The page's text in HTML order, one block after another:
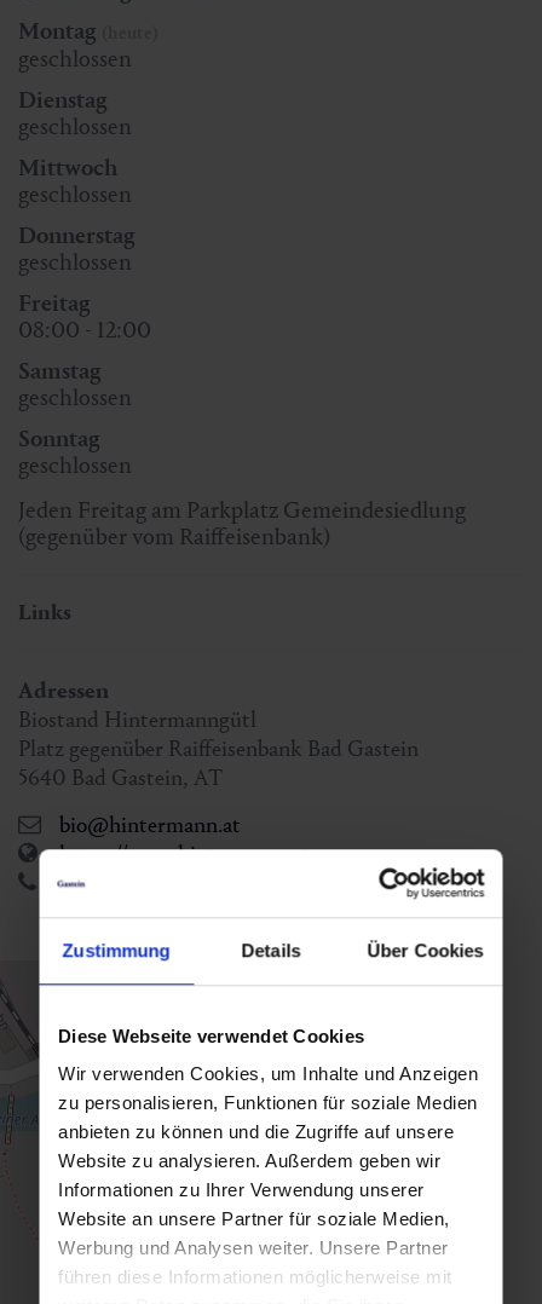
Zustimmung Details Über Cookies
Diese Webseite verwendet Cookies
Wir verwenden Cookies, um Inhalte und Anzeigen
zu personalisieren, Funktionen für soziale Medien
anbieten zu können und die Zugriffe auf unsere
Website zu analysieren. Außerdem geben wir
Informationen zu Ihrer Verwendung unserer
Website an unsere Partner für soziale Medien,
Werbung und Analysen weiter. Unsere Partner
führen diese Informationen möglicherweise mit
Montag
geschlossen
Dienstag
geschlossen
Mittwoch
geschlossen
Donnerstag
geschlossen
Freitag
08:00 - 12:00
Samstag
geschlossen
Sonntag
geschlossen
Jeden Freitag am Parkplatz Gemeindesiedlung
(gegenüber vom Raiffeisenbank)
Links
Adressen
Biostand Hintermanngütl
Platz gegenüber Raiffeisenbank Bad Gastein
5640 Bad Gastein, AT
bio@hintermann.at
https://www.hintermann.at
+43 6432 2561